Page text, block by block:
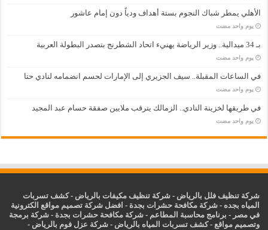
الأهلي يمطر شباك النجوم بستة أهداف ودياً دون إمام عاشور
‏يوم واحد مضت
بـ 34 ميدالية.. وزير الرياضة يهنيء اتحاد الشطرنج بتصدر البطولة العربية
‏يوم واحد مضت
في الساعات المقبلة.. سيف الجزيري إلى الإمارات لحسم انضمامه لنادي حتا
‏يوم واحد مضت
في طريقها لخزينة النادي.. الزمالك يترقب ملايين صفقة حسام عبد المجيد
‏يوم واحد مضت
شركة تنظيف فلل بالرياض -شركة تنظيف مكيفات بالرياض -كشف تسربات
المياه بجده -شركة مكافحة حشرات بجدة - افضل شركة تصميم مواقع الكترونية
في مصر - برنامج محاسبة المطاعم -شركة مكافحة حشرات بجدة -شركة برمجة
وتصميم مواقع -كشف تسربات المياه بالرياض -شركة عزل فوم بالرياض -